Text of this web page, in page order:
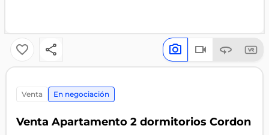
venta En negociación
Venta Apartamento 2 dormitorios Cordon